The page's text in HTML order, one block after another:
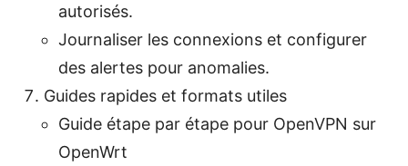
autorisés.
Journaliser les connexions et configurer
des alertes pour anomalies.
Guides rapides et formats utiles
Guide étape par étape pour OpenVPN sur
OpenWrt